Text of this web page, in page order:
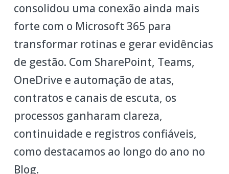
consolidou uma conexão ainda mais
forte com o Microsoft 365 para
transformar rotinas e gerar evidências
de gestão. Com SharePoint, Teams,
OneDrive e automação de atas,
contratos e canais de escuta, os
processos ganharam clareza,
continuidade e registros confiáveis,
como destacamos ao longo do ano no
Blog.